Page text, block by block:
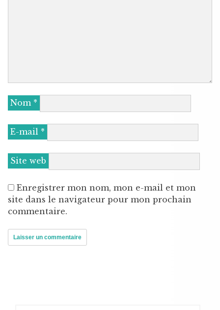
Nom *
E-mail *
Site web
Enregistrer mon nom, mon e-mail et mon
site dans le navigateur pour mon prochain
commentaire.